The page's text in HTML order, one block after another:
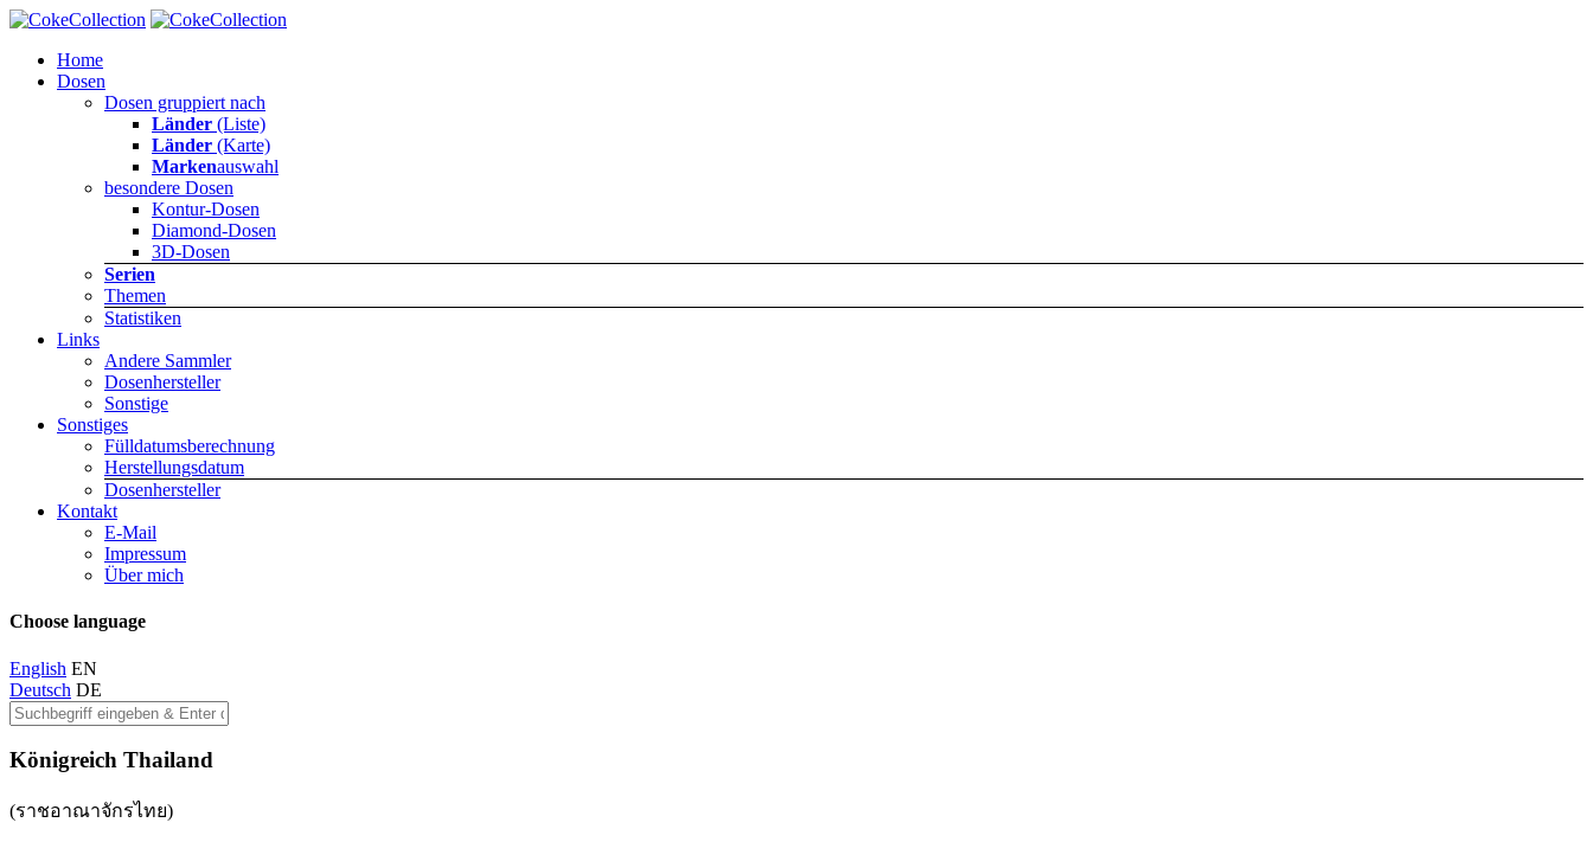
Home
Dosen
Dosen gruppiert nach
Länder (Liste)
Länder (Karte)
Markenauswahl
besondere Dosen
Kontur-Dosen
Diamond-Dosen
3D-Dosen
Serien
Themen
Statistiken
Links
Andere Sammler
Dosenhersteller
Sonstige
Sonstiges
Fülldatumsberechnung
Herstellungsdatum
Dosenhersteller
Kontakt
E-Mail
Impressum
Über mich
Choose language
English EN
Deutsch DE
Königreich Thailand
(ราชอาณาจักรไทย)